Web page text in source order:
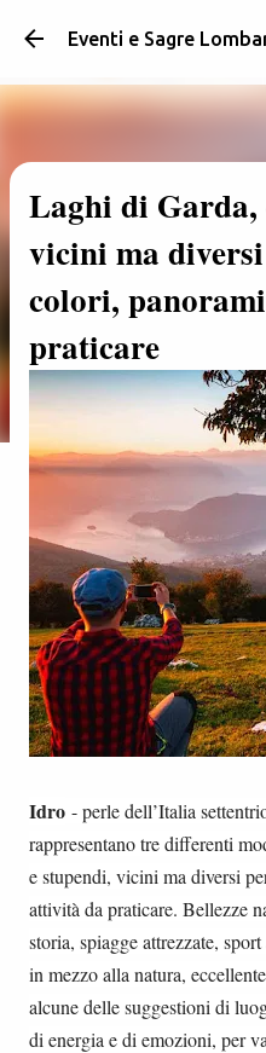
Passa ai
Laghi di Garda,
vicini ma
colori,
praticare
Idro - perle dell’Italia
rappresentano tre differenti
e stupendi, vicini ma diversi
attività da praticare. Bellezze
storia, spiagge attrezzate,
in mezzo alla natura,
alcune delle suggestioni di
di energia e di emozioni, per